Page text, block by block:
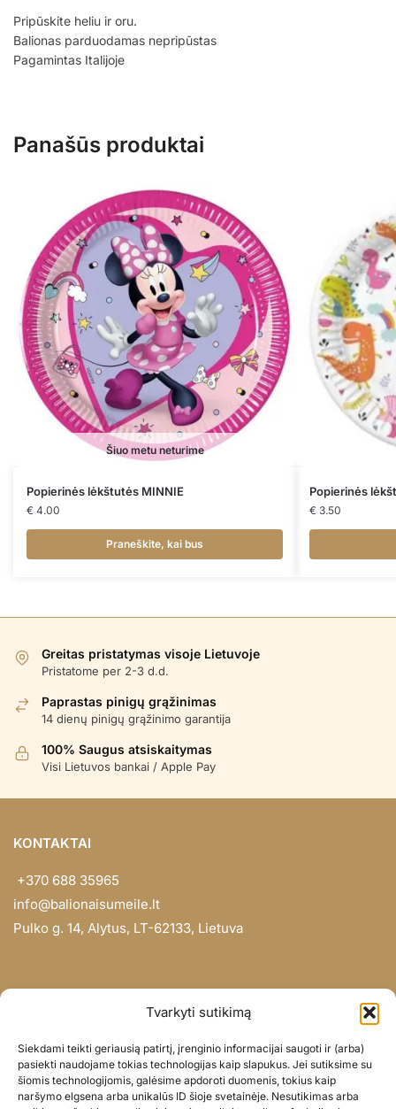
Tvarkyti sutikimą
Siekdami teikti geriausią patirtį, įrenginio informacijai saugoti ir (arba)
pasiekti naudojame tokias technologijas kaip slapukus. Jei sutiksime su
šiomis technologijomis, galėsime apdoroti duomenis, tokius kaip
naršymo elgsena arba unikalūs ID šioje svetainėje. Nesutikimas arba
Pripūskite heliu ir oru.
Balionas parduodamas nepripūstas
Pagamintas Italijoje
Panašūs produktai
Šiuo metu neturime
Popierinės lėkštutės MINNIE
€ 4.00
Praneškite, kai bus
Popierinės
€ 3.50
Greitas pristatymas visoje Lietuvoje
Pristatome per 2-3 d.d.
Paprastas pinigų grąžinimas
14 dienų pinigų grąžinimo garantija
100% Saugus atsiskaitymas
Visi Lietuvos bankai / Apple Pay
KONTAKTAI
+370 688 35965
info@balionaisumeile.lt
Pulko g. 14, Alytus, LT-62133, Lietuva
Didmena
Darbų portfolio